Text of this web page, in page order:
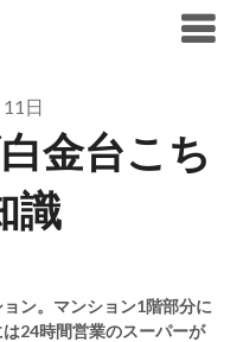
日
金台こち
識
ン。マンション1階部分に
24時間営業のスーパーが